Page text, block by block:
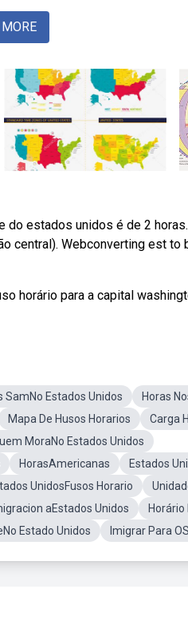
estados unidos é de 2
central). Webconverting est to
horário para a capital
SamNo Estados Unidos Horas
Mapa De Husos Horarios
Carga
MoraNo Estados Unidos
HorasAmericanas
Estados
UnidosFusos Horario
aEstados Unidos
Horário
Estado Unidos Imigrar Para